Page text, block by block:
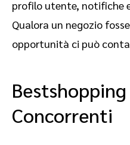
profilo utente, notifiche
Qualora un negozio
opportunità ci può
Bestshopping
Concorrenti